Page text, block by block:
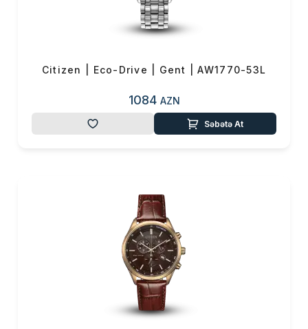
Citizen | Eco-Drive | Gent | AW1770-53L
1084 AZN
Səbətə At